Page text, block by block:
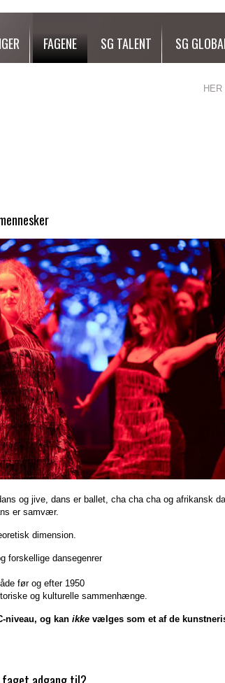
FAGENE SG TALENT SG
og jive, dans er ballet, cha cha cha og afrikansk
er samvær.
dimension.
forskellige dansegenrer
før og efter 1950
og kulturelle sammenhænge.
niveau, og kan ikke vælges som et af de